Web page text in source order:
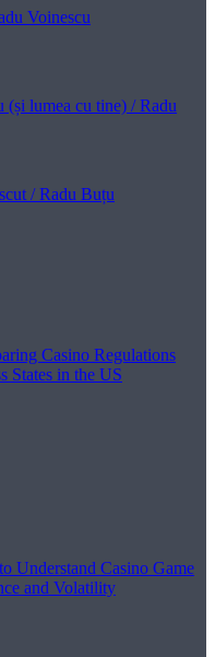
Voinescu
lumea cu tine) / Radu
/ Radu Buțu
Casino Regulations
States in the US
Understand Casino Game
and Volatility